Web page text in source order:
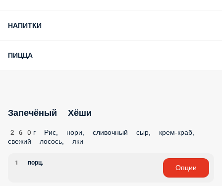
НАПИТКИ
ПИЦЦА
Запечёный Хёши
260г Рис, нори, сливочный сыр, крем-краб,
свежий лосось, яки
1 порц.
Опции